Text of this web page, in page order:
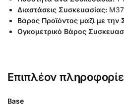
Διαστάσεις Συσκευασίας:
Βάρος Προϊόντος μαζί με την
Ογκομετρικό Βάρος
Επιπλέον
Base